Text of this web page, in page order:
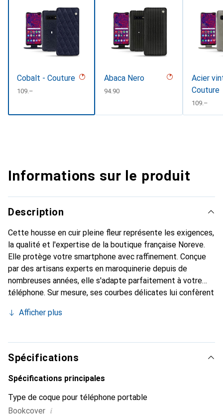
Cobalt - Couture
CHF
109.–
Abaca Nero
CHF
94.90
Acier
Couture
CHF
109.–
Informations sur le produit
Description
Cette housse en cuir pleine fleur représente les exigences,
la qualité et l'expertise de la boutique française Noreve.
Elle protège votre smartphone avec raffinement. Conçue
par des artisans experts en maroquinerie depuis de
nombreuses années, elle s'adapte parfaitement à votre
téléphone. Sur mesure, ses courbes délicates lui confèrent
chic et essentiel de votre smartphone. Reconnu
marque Noreve est un choix sûr pour une clientèle
exigeante.
Afficher plus
Spécifications
Spécifications principales
Type de coque pour téléphone portable
Bookcover i